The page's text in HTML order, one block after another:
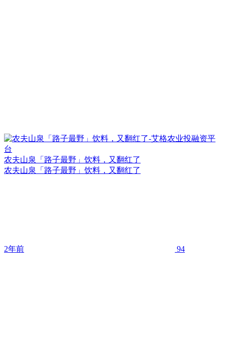
农夫山泉「路子最野」饮料，又翻红了
农夫山泉「路子最野」饮料，又翻红了
2年前 94